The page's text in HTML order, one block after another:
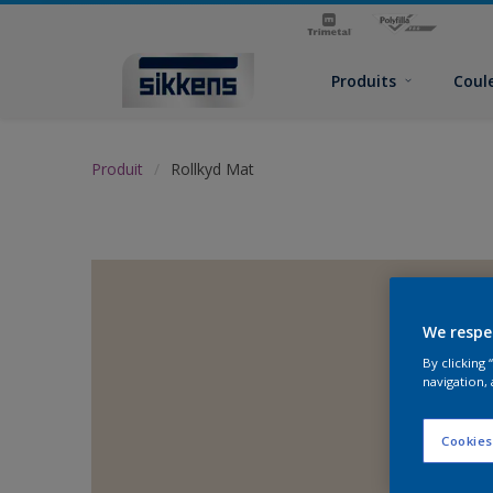
Produits
Produit Rollkyd Mat
We
By clicking
navigation,